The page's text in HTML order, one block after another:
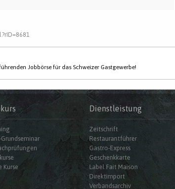
Jobbörse für das Schweizer Gastgewerbe!
Kurse
Dienstleistung
Zeitschrift
Restaurantführer
Gastro-Express
Geschenkkarte
Label Fait Maison
Direktimport
Verbandsarchiv